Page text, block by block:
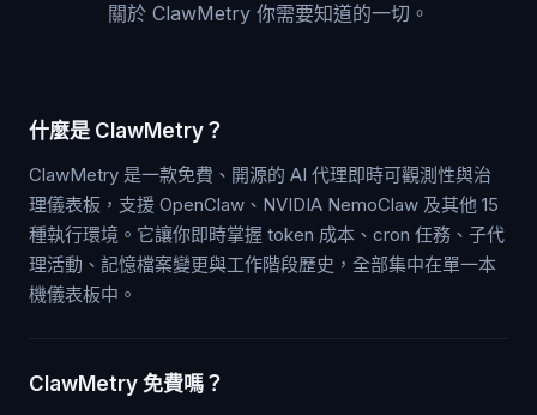
關於 ClawMetry 你需要知道的一切。
什麼是 ClawMetry？
ClawMetry 是一款免費、開源的 AI 代理即時可觀測性與治
理儀表板，支援 OpenClaw、NVIDIA NemoClaw 及其他 15
種執行環境。它讓你即時掌握 token 成本、cron 任務、子代
理活動、記憶檔案變更與工作階段歷史，全部集中在單一本
機儀表板中。
ClawMetry 免費嗎？